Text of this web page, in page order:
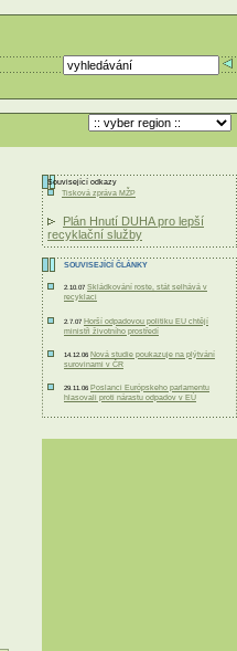
Související odkazy
Tisková zpráva MŽP
Plán Hnutí DUHA pro lepší
recyklační služby
SOUVISEJÍCÍ ČLÁNKY
2.10.07 Skládkování roste, stát selhává v
recyklaci
2.7.07 Horší odpadovou politiku EU chtějí
ministři životního prostředí
14.12.06 Nová studie poukazuje na plýtvání
surovinami v ČR
29.11.06 Poslanci Európskeho parlamentu
hlasovali proti nárastu odpadov v EÚ